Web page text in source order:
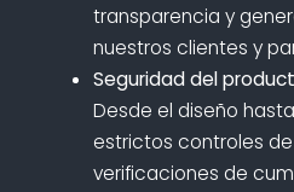
transparencia y
nuestros clientes y
Seguridad del
Desde el diseño
estrictos controles
verificaciones de